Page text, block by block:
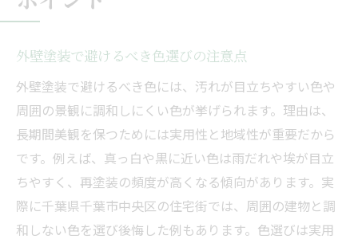
外壁塗装で避けるべき色選びの注意点
外壁塗装で避けるべき色には、汚れが目立ちやすい色や
周囲の景観に調和しにくい色が挙げられます。理由は、
長期間美観を保つためには実用性と地域性が重要だから
です。例えば、真っ白や黒に近い色は雨だれや埃が目立
ちやすく、再塗装の頻度が高くなる傾向があります。実
際に千葉県千葉市中央区の住宅街では、周囲の建物と調
和しない色を選び後悔した例もあります。色選びは実用